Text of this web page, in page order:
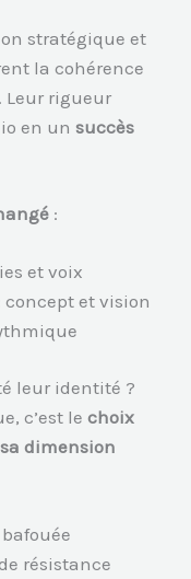
stratégique et
la cohérence
Leur rigueur
en un succès
:
et voix
concept et vision
leur identité ?
c’est lechoix
dimension
résistance